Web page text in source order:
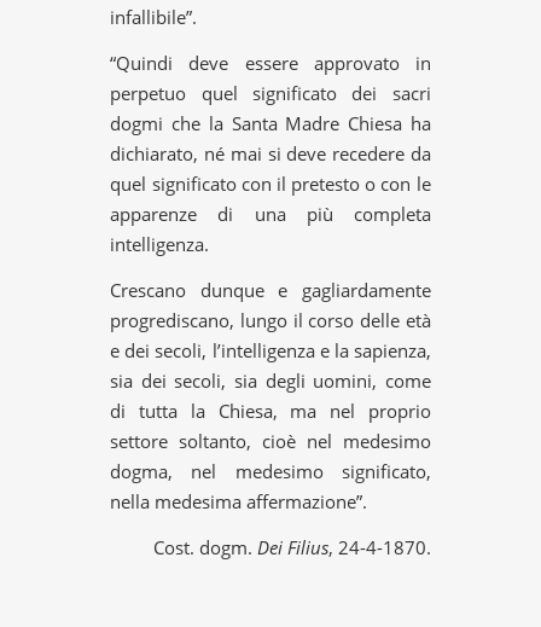
infallibile”.
“Quindi deve essere approvato in
perpetuo quel significato dei sacri
dogmi che la Santa Madre Chiesa ha
dichiarato, né mai si deve recedere da
quel significato con il pretesto o con le
apparenze di una più completa
intelligenza.
Crescano dunque e gagliardamente
progrediscano, lungo il corso delle età
e dei secoli, l’intelligenza e la sapienza,
sia dei secoli, sia degli uomini, come
di tutta la Chiesa, ma nel proprio
settore soltanto, cioè nel medesimo
dogma, nel medesimo significato,
nella medesima affermazione”.
Cost. dogm. Dei Filius, 24-4-1870.